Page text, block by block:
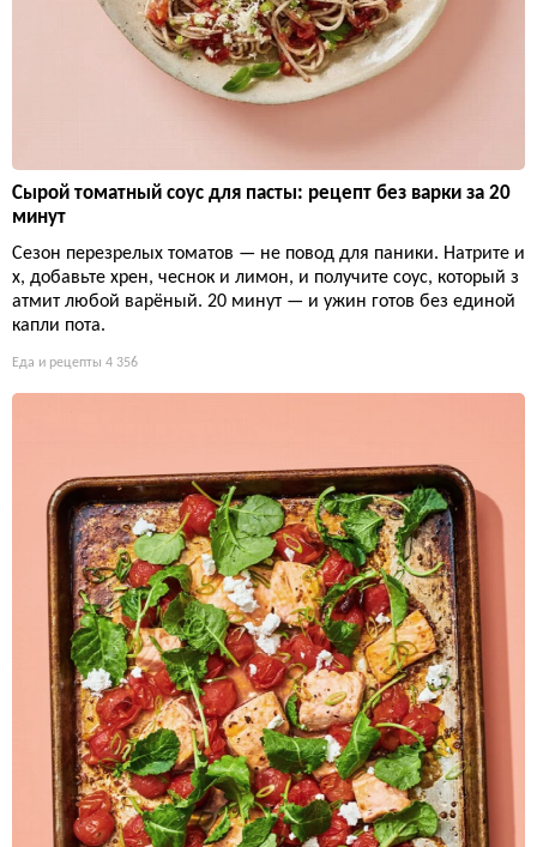
Сырой томатный соус для пасты: рецепт без варки за 20
минут
Сезон перезрелых томатов — не повод для паники. Натрите и
х, добавьте хрен, чеснок и лимон, и получите соус, который з
атмит любой варёный. 20 минут — и ужин готов без единой
капли пота.
Еда и рецепты 4 356